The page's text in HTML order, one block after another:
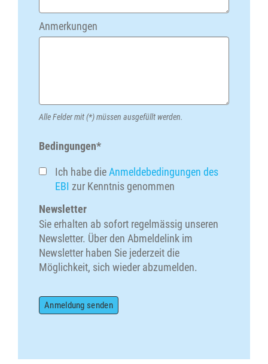
Anmerkungen
Alle Felder mit (*) müssen ausgefüllt werden.
Bedingungen*
Ich habe dieAnmeldebedingungen des
EBI zur Kenntnis genommen
Newsletter
Sie erhalten ab sofort regelmässig unseren
Newsletter. Über den Abmeldelink im
Newsletter haben Sie jederzeit die
Möglichkeit, sich wieder abzumelden.